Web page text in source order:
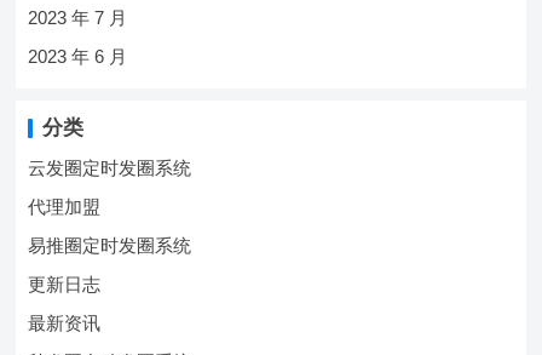
2023 年 7 月
2023 年 6 月
分类
云发圈定时发圈系统
代理加盟
易推圈定时发圈系统
更新日志
最新资讯